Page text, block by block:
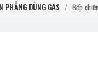
PHẲNG DÙNG GAS / Bếp